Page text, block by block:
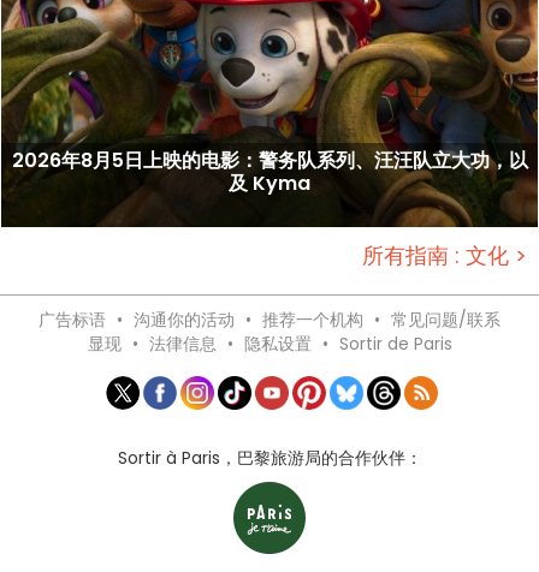
2026年8月5日上映的电影：警务队系列、汪汪队立大功，以
及 Kyma
所有指南 : 文化 >
广告标语 • 沟通你的活动 • 推荐一个机构 • 常见问题/联系
显现 • 法律信息 • 隐私设置 • Sortir de Paris
Sortir à Paris，巴黎旅游局的合作伙伴：